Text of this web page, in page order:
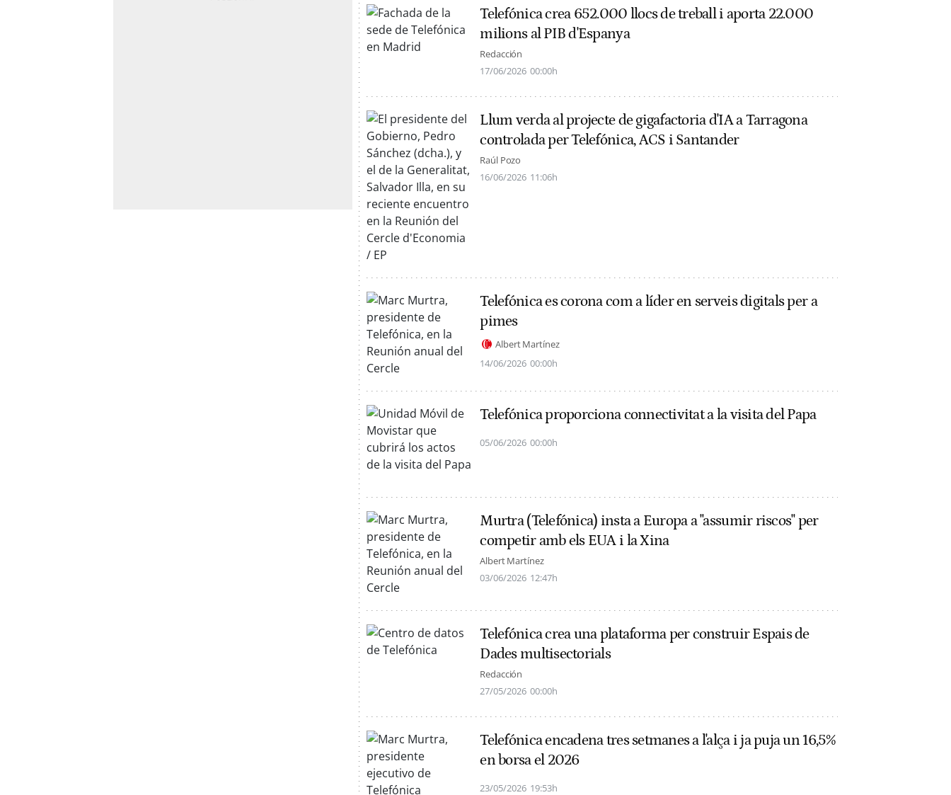
Telefónica crea 652.000 llocs de treball i aporta 22.000
milions al PIB d'Espanya
Redacción
17/06/2026 00:00h
Llum verda al projecte de gigafactoria d'IA a Tarragona
controlada per Telefónica, ACS i Santander
Raúl Pozo
16/06/2026 11:06h
Telefónica es corona com a líder en serveis digitals per a
pimes
Albert Martínez
14/06/2026 00:00h
Telefónica proporciona connectivitat a la visita del Papa
05/06/2026 00:00h
Murtra (Telefónica) insta a Europa a "assumir riscos" per
competir amb els EUA i la Xina
Albert Martínez
03/06/2026 12:47h
Telefónica crea una plataforma per construir Espais de
Dades multisectorials
Redacción
27/05/2026 00:00h
Telefónica encadena tres setmanes a l'alça i ja puja un 16,5%
en borsa el 2026
23/05/2026 19:53h